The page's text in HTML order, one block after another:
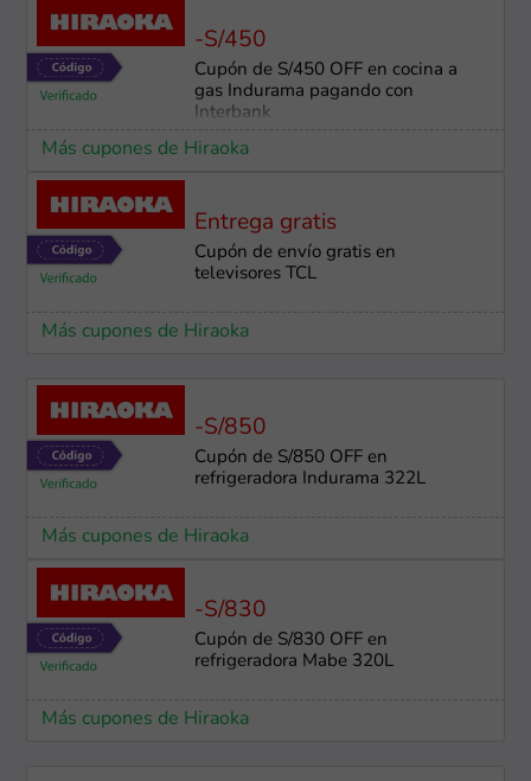
-S/450
Cupón de S/450 OFF en cocina a
gas Indurama pagando con
Interbank
Más cupones de Hiraoka
Entrega gratis
Cupón de envío gratis en
televisores TCL
Más cupones de Hiraoka
-S/850
Cupón de S/850 OFF en
refrigeradora Indurama 322L
Más cupones de Hiraoka
-S/830
Cupón de S/830 OFF en
refrigeradora Mabe 320L
Más cupones de Hiraoka